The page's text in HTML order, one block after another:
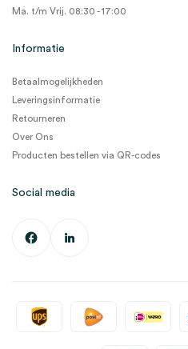
Ma. t/m Vrij. 08:30 - 17:00
Informatie
Betaalmogelijkheden
Leveringsinformatie
Retourneren
Over Ons
Producten bestellen via QR-codes
Social media